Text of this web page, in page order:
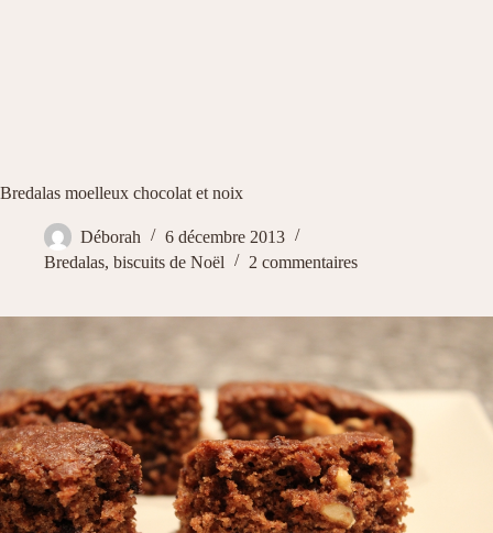
Bredalas moelleux chocolat et noix
Déborah
6 décembre 2013
Bredalas, biscuits de Noël
2 commentaires